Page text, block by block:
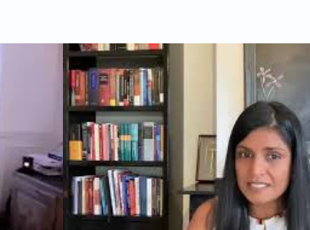
Lire la vidéo